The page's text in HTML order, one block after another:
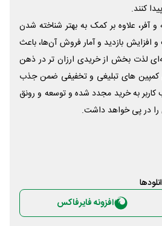
کنند.
و آفر، علاوه بر کمک به بهتر شناخته شدن
افزایش بازدید و آمار فروش آن‌ها، باعث
لذت بخش از خریدی ارزان تر در ذهن
های تبلیغی و تخفیفی ضمن جذب
به خرید مجدد شده و توسعه و رونق
را در پی خواهد داشت.
افزونه فایرفاکس